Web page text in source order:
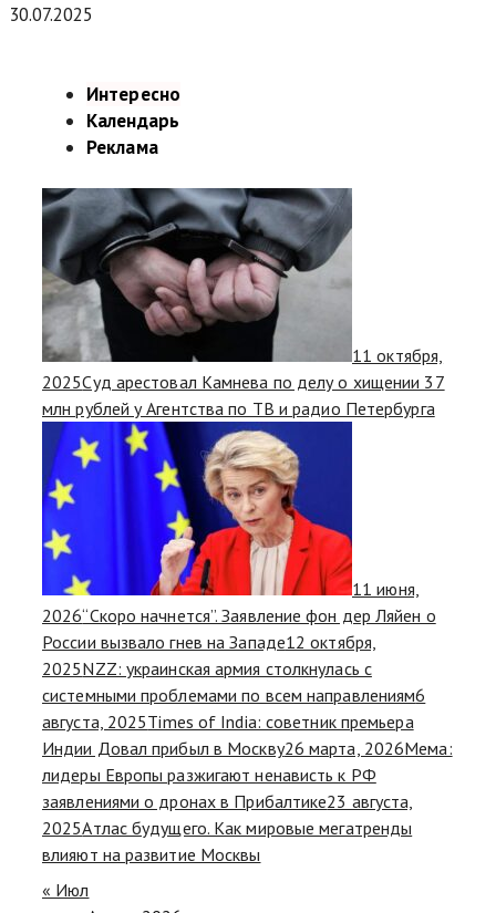
30.07.2025
Интересно
Календарь
Реклама
11 октября,
2025Суд арестовал Камнева по делу о хищении 37
млн рублей у Агентства по ТВ и радио Петербурга
11 июня,
2026“Скоро начнется”. Заявление фон дер Ляйен о
России вызвало гнев на Западе12 октября,
2025NZZ: украинская армия столкнулась с
системными проблемами по всем направлениям6
августа, 2025Times of India: советник премьера
Индии Довал прибыл в Москву26 марта, 2026Мема:
лидеры Европы разжигают ненависть к РФ
заявлениями о дронах в Прибалтике23 августа,
2025Атлас будущего. Как мировые мегатренды
влияют на развитие Москвы
« Июл